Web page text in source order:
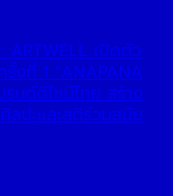
ARTWELL เปิดตัว
งที่ 1 “ANAPANA
รนด์ดีไซน์ไทย สร้าง
ลปะและสติร่วมสมัย